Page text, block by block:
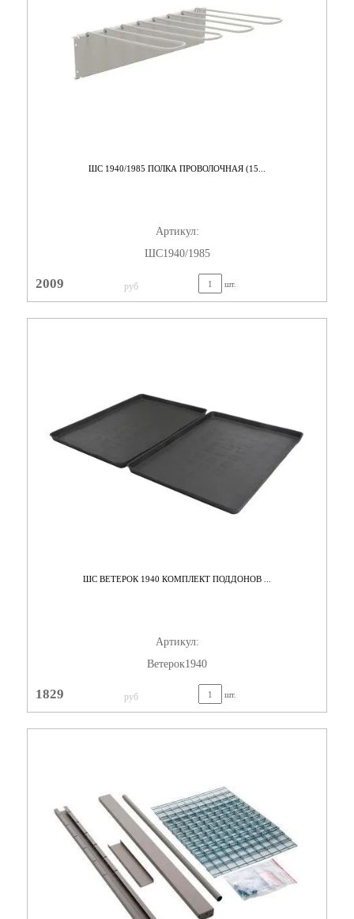
ШС 1940/1985 ПОЛКА ПРОВОЛОЧНАЯ (15...
Артикул:
ШС1940/1985
2009 руб шт.
ШС ВЕТЕРОК 1940 КОМПЛЕКТ ПОДДОНОВ ...
Артикул:
Ветерок1940
1829 руб шт.